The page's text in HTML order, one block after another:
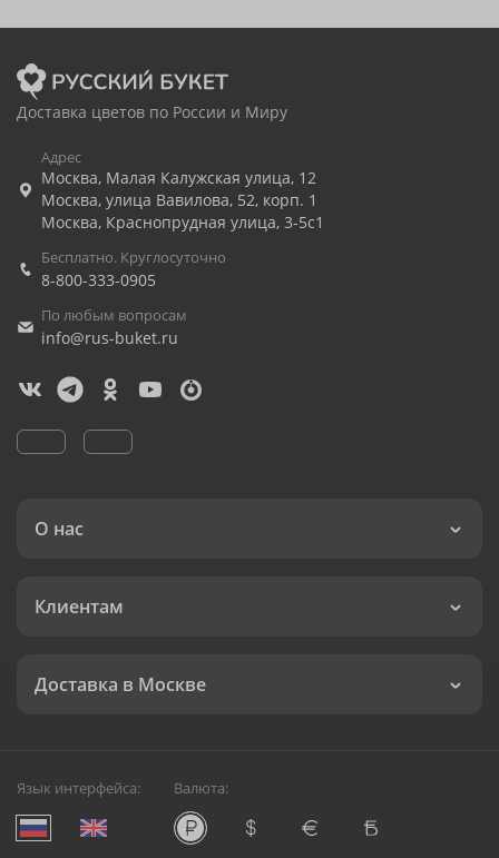
Доставка цветов по России и Миру
Адрес
Москва, Малая Калужская улица, 12
Москва, улица Вавилова, 52, корп. 1
Москва, Краснопрудная улица, 3-5с1
Бесплатно. Круглосуточно
8-800-333-0905
По любым вопросам
info@rus-buket.ru
О нас
Клиентам
Доставка в Москве
Язык интерфейса: Валюта: